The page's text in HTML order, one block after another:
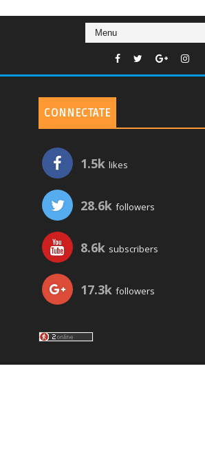
CONNECTATE
1.5k likes
28.6k followers
8.6k subscribers
17.3k followers